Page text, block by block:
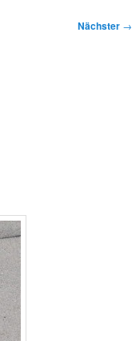
Nächster →